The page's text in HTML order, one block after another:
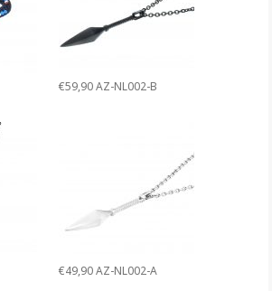
€59,90 AZ-NL002-B
€49,90 AZ-NL002-A